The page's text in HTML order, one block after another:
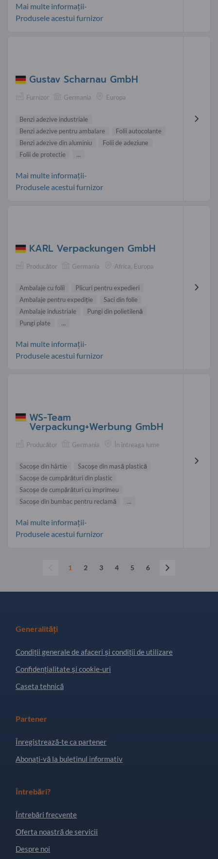
Mai multe informații-
Produsele acestui furnizor
Gustav Scharnau GmbH
Furnizor Germania Europa
Benzi adezive industriale
Benzi adezive pentru ambalare
Folii autocolante
Benzi adezive din aluminiu
Folii de adeziune
Folii de protectie
...
Mai multe informații-
Produsele acestui furnizor
KARL Verpackungen GmbH
Producător Germania Africa, Europa
Ambalaje cu folii
Plicuri pentru expedieri
Ambalaje pentru expediţie
Saci din folie
Ambalaje industriale
Pungi din polietilenă
Pungi plate
...
Mai multe informații-
Produsele acestui furnizor
WS-Team
Verpackung+Werbung GmbH
Producător Germania În întreaga lume
Sacoşe din hârtie
Sacoşe din masă plastică
Sacoşe de cumpărături din plastic
Sacoşe de cumpărături cu imprimeu
Sacoşe din bumbac pentru reclamă
...
Mai multe informații-
Produsele acestui furnizor
1 2 3 4 5 6
Generalități
Condiţii generale de afaceri și condiții de utilizare
Confidențialitate și cookie-uri
Caseta tehnică
Partener
Înregistrează-te ca partener
Abonați-vă la buletinul informativ
Întrebări?
Întrebări frecvente
Oferta noastră de servicii
Despre noi